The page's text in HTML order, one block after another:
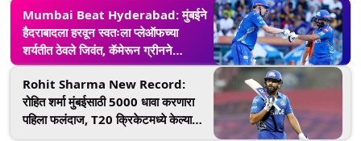
Mumbai Beat Hyderabad: मुंबईने
हैदराबादला हरवून स्वतःला प्लेऑफच्या
शर्यतीत ठेवले जिवंत, कॅमेरून ग्रीनने
झळकावले शतक
Rohit Sharma New Record:
रोहित शर्मा मुंबईसाठी 5000 धावा करणारा
पहिला फलंदाज, T20 क्रिकेटमध्ये केल्या